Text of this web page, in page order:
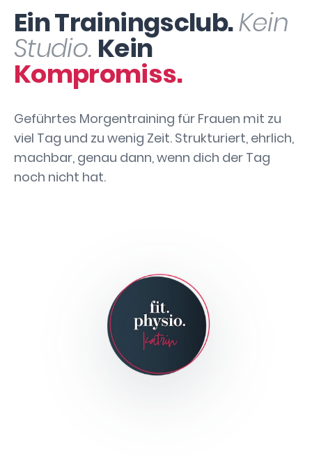
Ein Trainingsclub.Kein
Studio. Kein
Kompromiss.
Geführtes Morgentraining für Frauen mit zu
viel Tag und zu wenig Zeit. Strukturiert, ehrlich,
machbar, genau dann, wenn dich der Tag
noch nicht hat.